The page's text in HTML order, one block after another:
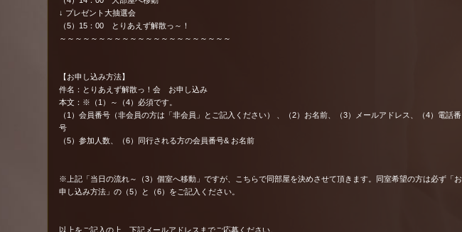
↓ プレゼント大抽選会
（5）15：00 とりあえず解散っ～！
～～～～～～～～～～～～～～～～～～～～～～
【お申し込み方法】
件名：とりあえず解散っ！会 お申し込み
本文：※（1）～（4）必須です。
（1）会員番号（非会員の方は「非会員」とご記入ください） 、（2）お名前、（3）メールアドレス、（4）電話番
号
（5）参加人数、（6）同行される方の会員番号& お名前
※上記「当日の流れ～（3）個室へ移動」ですが、こちらで同部屋を決めさせて頂きます。同室希望の方は必ず「お
申し込み方法」の（5）と（6）をご記入ください。
以上をご記入の上、下記メールアドレスまでご応募ください。